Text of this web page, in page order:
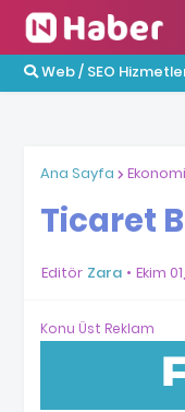
Web / SEO
Ana Sayfa Ekonomi
Ticaret
Editör Zara Ekim
Konu Üst Reklam